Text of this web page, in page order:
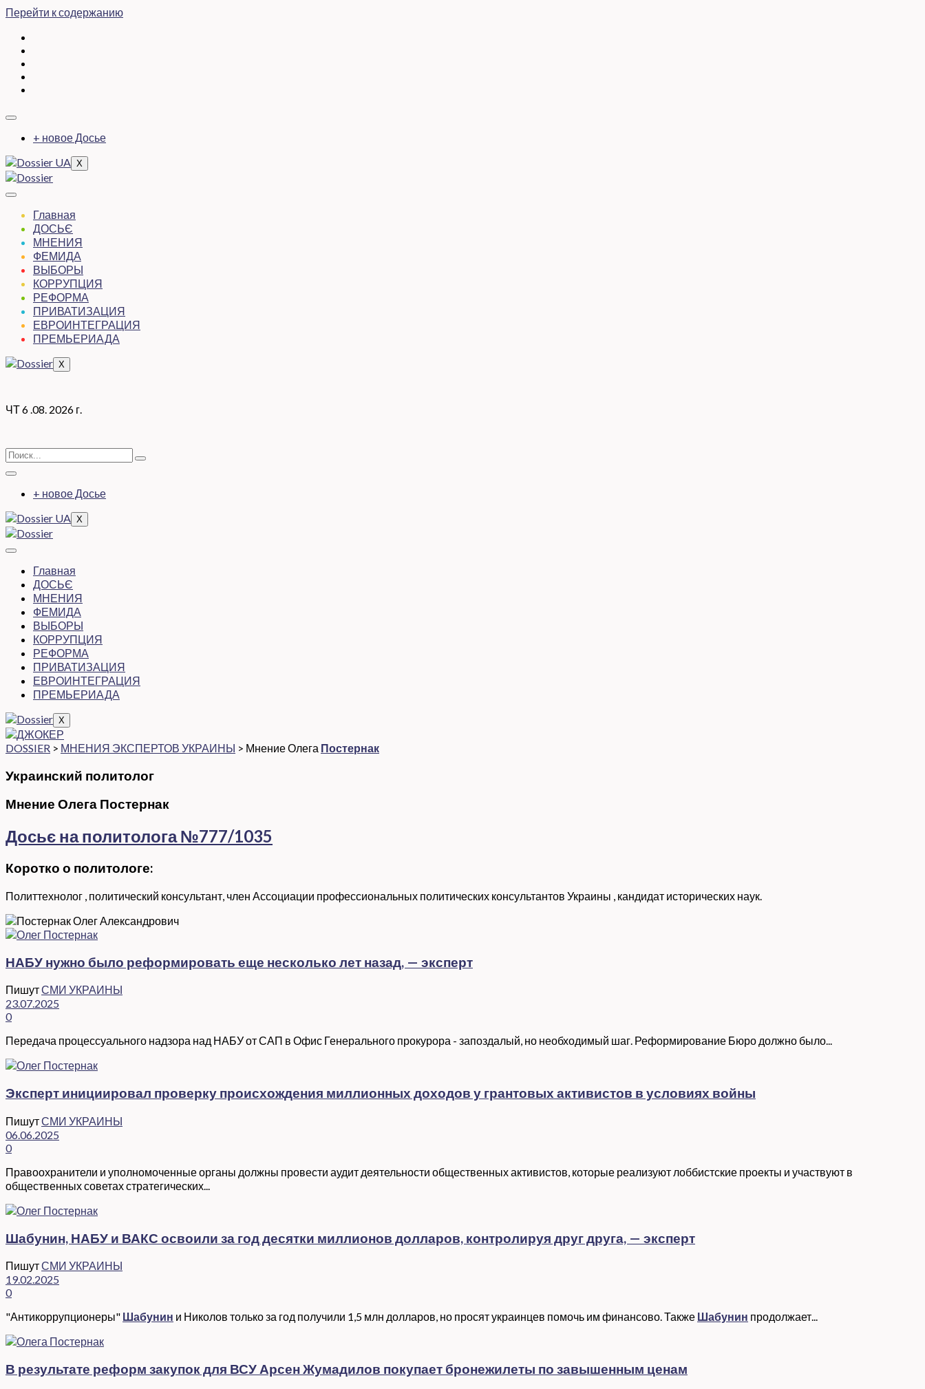
Перейти к содержанию
+ новое Досье
X
Главная
ДОСЬЄ
МНЕНИЯ
ФЕМИДА
ВЫБОРЫ
КОРРУПЦИЯ
РЕФОРМА
ПРИВАТИЗАЦИЯ
ЕВРОИНТЕГРАЦИЯ
ПРЕМЬЕРИАДА
X
ЧТ 6 .08. 2026 г.
+ новое Досье
X
Главная
ДОСЬЄ
МНЕНИЯ
ФЕМИДА
ВЫБОРЫ
КОРРУПЦИЯ
РЕФОРМА
ПРИВАТИЗАЦИЯ
ЕВРОИНТЕГРАЦИЯ
ПРЕМЬЕРИАДА
X
DOSSIER > МНЕНИЯ ЭКСПЕРТОВ УКРАИНЫ > Мнение Олега Постернак
Украинский политолог
Мнение Олега Постернак
Досьє на политолога №777/1035
Коротко о политологе:
Политтехнолог , политический консультант, член Ассоциации профессиональных политических консультантов Украины , кандидат исторических наук.
НАБУ нужно было реформировать еще несколько лет назад, — эксперт
ПишутСМИ УКРАИНЫ
23.07.2025
0
Передача процессуального надзора над НАБУ от САП в Офис Генерального прокурора - запоздалый, но необходимый шаг. Реформирование Бюро должно было...
Эксперт инициировал проверку происхождения миллионных доходов у грантовых активистов в условиях войны
ПишутСМИ УКРАИНЫ
06.06.2025
0
Правоохранители и уполномоченные органы должны провести аудит деятельности общественных активистов, которые реализуют лоббистские проекты и участвуют в
общественных советах стратегических...
Шабунин, НАБУ и ВАКС освоили за год десятки миллионов долларов, контролируя друг друга, — эксперт
ПишутСМИ УКРАИНЫ
19.02.2025
0
"Антикоррупционеры" Шабунин и Николов только за год получили 1,5 млн долларов, но просят украинцев помочь им финансово. Также Шабунин продолжает...
В результате реформ закупок для ВСУ Арсен Жумадилов покупает бронежилеты по завышенным ценам